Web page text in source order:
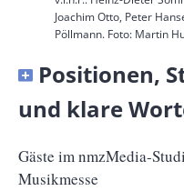
Joachim Otto, Peter
Pöllmann. Foto: Martin
Banner
Size
Positionen,
und klare
Untertitel
Gäste im nmzMedia-
Musikmesse